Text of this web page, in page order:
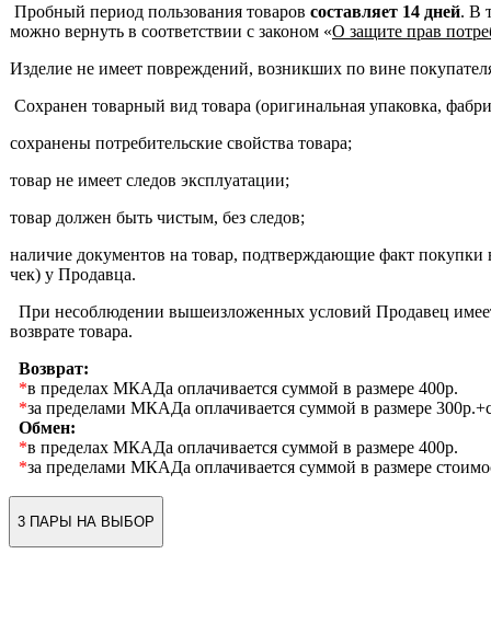
Пробный период пользования товаров составляет 14 дней. В
можно вернуть в соответствии с законом «О защите прав
Изделие не имеет повреждений, возникших по вине
Сохранен товарный вид товара (оригинальная упаковка,
сохранены потребительские свойства товара;
товар не имеет следов эксплуатации;
товар должен быть чистым, без следов;
наличие документов на товар, подтверждающие факт покупки
чек) у Продавца.
При несоблюдении вышеизложенных условий Продавец
возврате товара.
Возврат:
*в пределах МКАДа оплачивается суммой в размере 400р.
*за пределами МКАДа оплачивается суммой в размере
Обмен:
*в пределах МКАДа оплачивается суммой в размере 400р.
*за пределами МКАДа оплачивается суммой в размере
3 ПАРЫ НА ВЫБОР